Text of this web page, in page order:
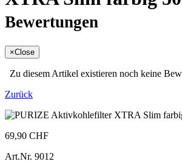
Bewertungen
×Close
Zu diesem Artikel existieren noch keine
Zurück
69,90 CHF
Art.Nr. 9012